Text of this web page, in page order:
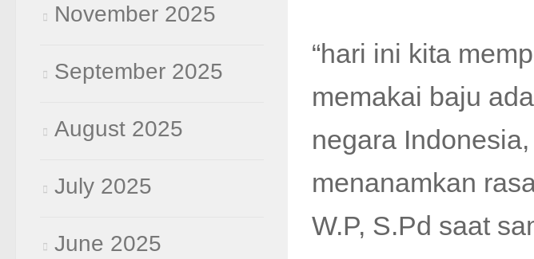
“hari ini kita
memakai baju
negara
menanamkan
W.P, S.Pd saat
November 2025
September 2025
August 2025
July 2025
June 2025